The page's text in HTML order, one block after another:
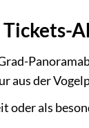
aus der
oder als